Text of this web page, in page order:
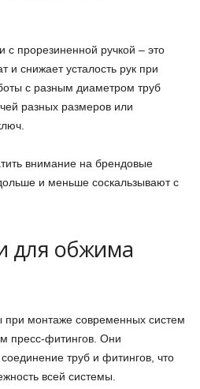
с прорезиненной ручкой – это
и снижает усталость рук при
с разным диаметром труб
разных размеров или
внимание на брендовые
и меньше соскальзывают с
для обжима
монтаже современных систем
пресс-фитингов. Они
труб и фитингов, что
всей системы.